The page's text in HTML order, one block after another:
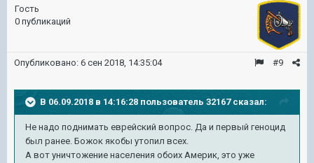
Гость
0 публикаций
#9
Опубликовано: 6 сен 2018, 14:35:04
В 06.09.2018 в 14:16:28 пользователь 32167сказал:
Не надо поднимать еврейский вопрос. Да и первый геноцид
был ранее. Божок якобы утопил всех.
А вот уничтожение населения обоих Америк, это уже